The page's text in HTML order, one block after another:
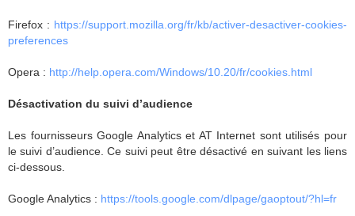
Firefox : https://support.mozilla.org/fr/kb/activer-desactiver-cookies-
preferences
Opera : http://help.opera.com/Windows/10.20/fr/cookies.html
Désactivation du suivi d’audience
Les fournisseurs Google Analytics et AT Internet sont utilisés pour
le suivi d’audience. Ce suivi peut être désactivé en suivant les liens
ci-dessous.
Google Analytics : https://tools.google.com/dlpage/gaoptout/?hl=fr